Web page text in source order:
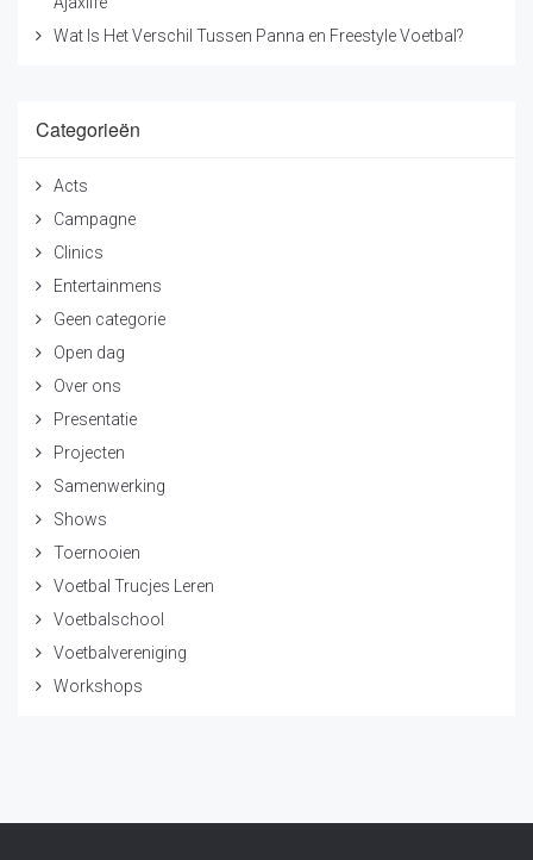
Wat Is Het Verschil Tussen Panna en Freestyle Voetbal?
Categorieën
Acts
Campagne
Clinics
Entertainmens
Geen categorie
Open dag
Over ons
Presentatie
Projecten
Samenwerking
Shows
Toernooien
Voetbal Trucjes Leren
Voetbalschool
Voetbalvereniging
Workshops